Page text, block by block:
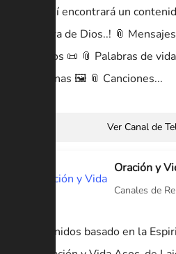
🔻Aquí encontrará un
Palabra de Dios..! 📎
Bíblicos 📜 📎 Palabras de
cristianas 🖼 📎 Canciones...
Ver Canal de
Oración y
Canales de
Contenidos basado en la